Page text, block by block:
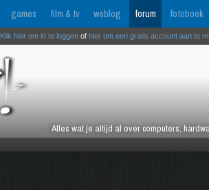
games film & tv weblog forum fotoboek
Alles wat je altijd al over computers,
Klik hier om in te loggen of hier om een gratis account aan te